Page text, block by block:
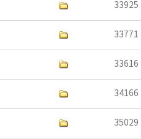
33925
33771
33616
34166
35029